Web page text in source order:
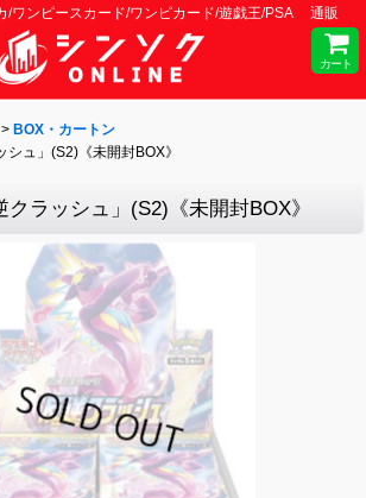
/ワンピースカード/ワンピカード/遊戯王/PSA 通販
カート
> BOX・カートン
ュ」(S2)《未開封BOX》
ラッシュ」(S2)《未開封BOX》